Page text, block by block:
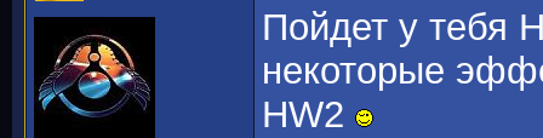
Пойдет у тебя
некоторые
HW2